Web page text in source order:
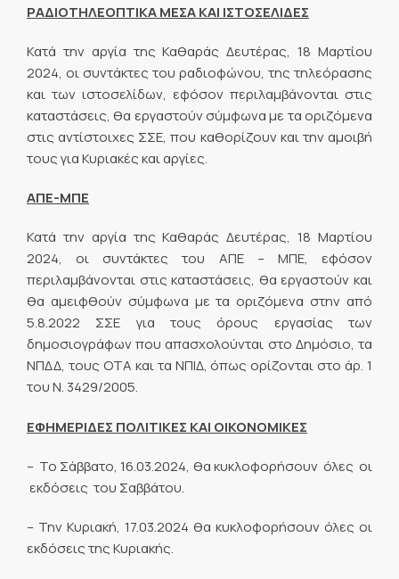
ΡΑΔΙΟΤΗΛΕΟΠΤΙΚΑ ΜΕΣΑ ΚΑΙ ΙΣΤΟΣΕΛΙΔΕΣ
Κατά την αργία της Καθαράς Δευτέρας, 18 Μαρτίου
2024, οι συντάκτες του ραδιοφώνου, της τηλεόρασης
και των ιστοσελίδων, εφόσον περιλαμβάνονται στις
καταστάσεις, θα εργαστούν σύμφωνα με τα οριζόμενα
στις αντίστοιχες ΣΣΕ, που καθορίζουν και την αμοιβή
τους για Κυριακές και αργίες.
ΑΠΕ-ΜΠΕ
Κατά την αργία της Καθαράς Δευτέρας, 18 Μαρτίου
2024, οι συντάκτες του ΑΠΕ – ΜΠΕ, εφόσον
περιλαμβάνονται στις καταστάσεις, θα εργαστούν και
θα αμειφθούν σύμφωνα με τα οριζόμενα στην από
5.8.2022 ΣΣΕ για τους όρους εργασίας των
δημοσιογράφων που απασχολούνται στο Δημόσιο, τα
ΝΠΔΔ, τους ΟΤΑ και τα ΝΠΙΔ, όπως ορίζονται στοάρ. 1
του Ν. 3429/2005.
ΕΦΗΜΕΡΙΔΕΣ ΠΟΛΙΤΙΚΕΣ ΚΑΙ ΟΙΚΟΝΟΜΙΚΕΣ
– Το Σάββατο, 16.03.2024, θα κυκλοφορήσουν όλες οι
εκδόσεις του Σαββάτου.
– Την Κυριακή, 17.03.2024 θα κυκλοφορήσουν όλες οι
εκδόσεις της Κυριακής.